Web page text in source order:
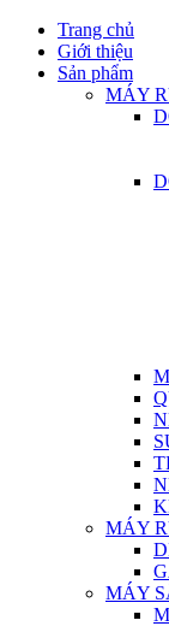
Trang chủ
Giới thiệu
Sản phẩm
MÁY
MÁY
MÁY